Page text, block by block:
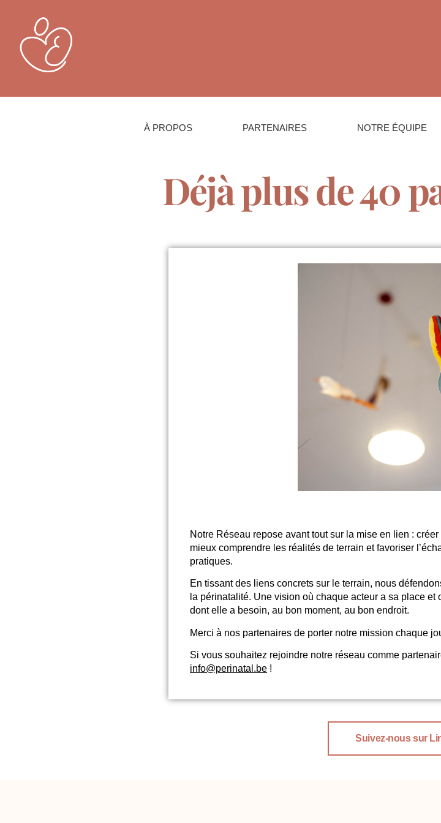
À PROPOS PARTENAIRES NOTRE ÉQUIPE
Déjà plus de 40
Notre Réseau repose avant tout sur la mise en lien :
mieux comprendre les réalités de terrain et favoriser
pratiques.
En tissant des liens concrets sur le terrain, nous
la périnatalité. Une vision où chaque acteur a sa place
dont elle a besoin, au bon moment, au bon endroit.
Merci à nos partenaires de porter notre mission chaque
Si vous souhaitez rejoindre notre réseau comme
info@perinatal.be !
Suivez-nous sur